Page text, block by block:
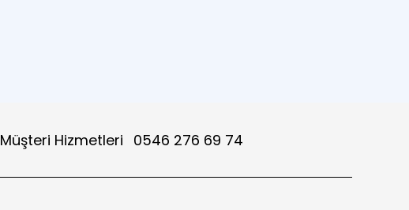
Müşteri Hizmetleri 0546 276 69 74